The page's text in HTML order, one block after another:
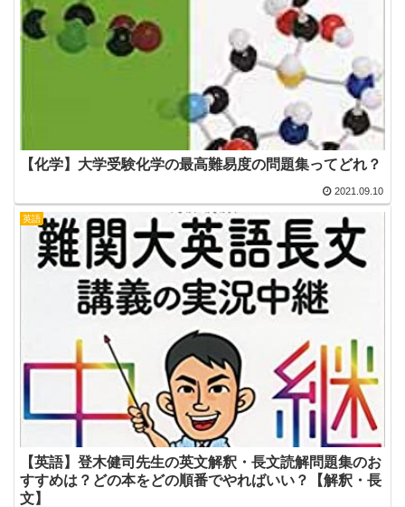
【化学】大学受験化学の最高難易度の問題集ってどれ？
2021.09.10
英語
【英語】登木健司先生の英文解釈・長文読解問題集のお
すすめは？どの本をどの順番でやればいい？【解釈・長
文】